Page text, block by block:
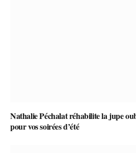
Nathalie Péchalat réhabilite la jupe
pour vos soirées d’été